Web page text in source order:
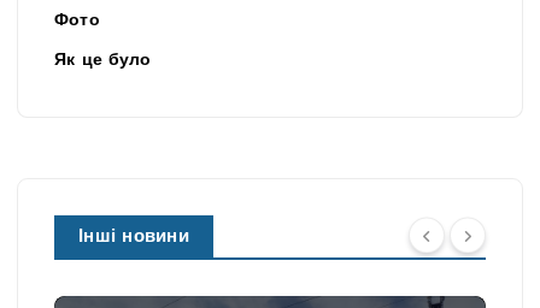
Фото
Як це було
Інші новини